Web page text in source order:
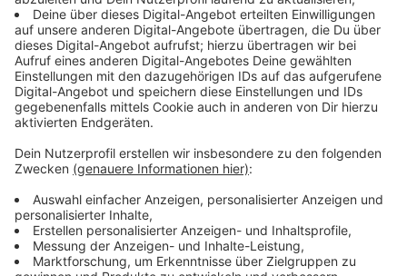
Anzeige
Rauchgas in der Luft
Anzeige
Durch den Brand trat eine größere Rauchbelastung
auf. Deswegen hat die NINA-Warnapp im ganzen
Stadtgebiet ausgelöst. Anwohner in der Nähe wurden
aufgefordert, Fenster und Türen zu schließen und
Lüftungs- und Klimaanlagen auszuschalten.